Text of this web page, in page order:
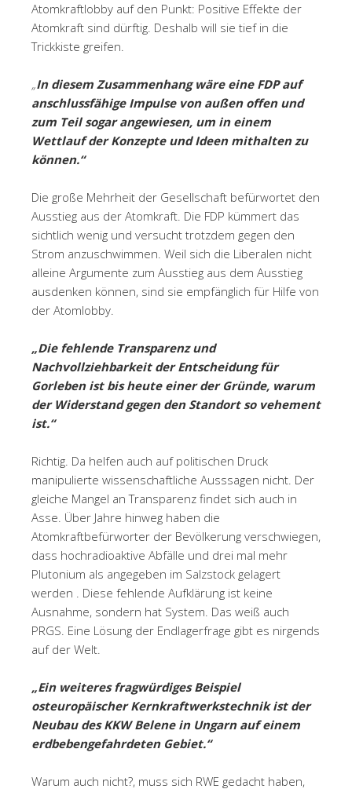
Atomkraftlobby auf den Punkt: Positive Effekte der
Atomkraft sind dürftig. Deshalb will sie tief in die
Trickkiste greifen.
„In diesem Zusammenhang wäre eine FDP auf
anschlussfähige Impulse von außen offen und
zum Teil sogar angewiesen, um in einem
Wettlauf der Konzepte und Ideen mithalten zu
können.“
Die große Mehrheit der Gesellschaft befürwortet den
Ausstieg aus der Atomkraft. Die FDP kümmert das
sichtlich wenig und versucht trotzdem gegen den
Strom anzuschwimmen. Weil sich die Liberalen nicht
alleine Argumente zum Ausstieg aus dem Ausstieg
ausdenken können, sind sie empfänglich für Hilfe von
der Atomlobby.
„Die fehlende Transparenz und
Nachvollziehbarkeit der Entscheidung für
Gorleben ist bis heute einer der Gründe, warum
der Widerstand gegen den Standort so vehement
ist.“
Richtig. Da helfen auch auf politischen Druck
manipulierte wissenschaftliche Ausssagen nicht. Der
gleiche Mangel an Transparenz findet sich auch in
Asse. Über Jahre hinweg haben die
Atomkraftbefürworter der Bevölkerung verschwiegen,
dass hochradioaktive Abfälle und drei mal mehr
Plutonium als angegeben im Salzstock gelagert
werden . Diese fehlende Aufklärung ist keine
Ausnahme, sondern hat System. Das weiß auch
PRGS. Eine Lösung der Endlagerfrage gibt es nirgends
auf der Welt.
„Ein weiteres fragwürdiges Beispiel
osteuropäischer Kernkraftwerkstechnik ist der
Neubau des KKW Belene in Ungarn auf einem
erdbebengefahrdeten Gebiet.“
Warum auch nicht?, muss sich RWE gedacht haben,